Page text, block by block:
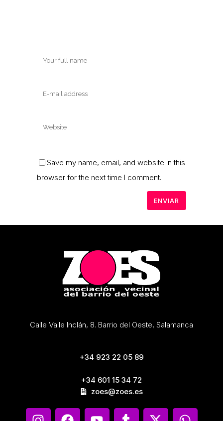
Save my name, email, and website in this
browser for the next time I comment.
Calle Valle Inclán, 8. Barrio del Oeste, Salamanca
+34 923 22 05 89
+34 601 15 34 72
zoes@zoes.es